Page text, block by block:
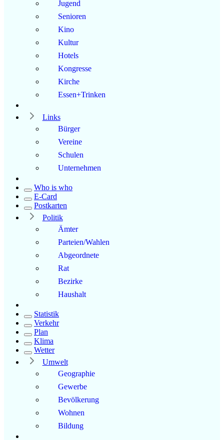
Jugend
Senioren
Kino
Kultur
Hotels
Kongresse
Kirche
Essen+Trinken
Links
Bürger
Vereine
Schulen
Unternehmen
Who is who
E-Card
Postkarten
Politik
Ämter
Parteien/Wahlen
Abgeordnete
Rat
Bezirke
Haushalt
Statistik
Verkehr
Plan
Klima
Wetter
Umwelt
Geographie
Gewerbe
Bevölkerung
Wohnen
Bildung